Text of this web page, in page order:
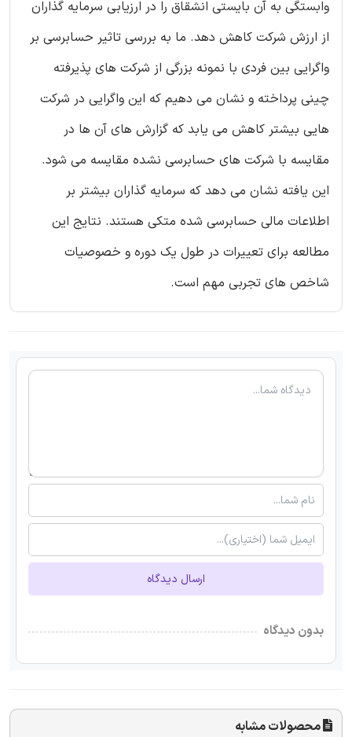
وابستگی به آن بایستی انشقاق را در ارزیابی سرمایه گذاران
از ارزش شرکت کاهش دهد. ما به بررسی تاثیر حسابرسی بر
واگرایی بین فردی با نمونه بزرگی از شرکت های پذیرفته
چینی پرداخته و نشان می دهیم که این واگرایی در شرکت
هایی بیشتر کاهش می یابد که گزارش های آن ها در
مقایسه با شرکت های حسابرسی نشده مقایسه می شود.
این یافته نشان می دهد که سرمایه گذاران بیشتر بر
اطلاعات مالی حسابرسی شده متکی هستند. نتایج این
مطالعه برای تعییرات در طول یک دوره و خصوصیات
شاخص های تجربی مهم است.
ارسال دیدگاه
بدون دیدگاه
محصولات مشابه